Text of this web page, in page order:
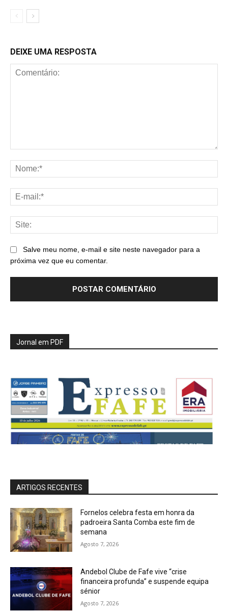
DEIXE UMA RESPOSTA
Salve meu nome, e-mail e site neste navegador para a
próxima vez que eu comentar.
Jornal em PDF
ARTIGOS RECENTES
Fornelos celebra festa em honra da
padroeira Santa Comba este fim de
semana
Agosto 7, 2026
Andebol Clube de Fafe vive “crise
financeira profunda” e suspende equipa
sénior
Agosto 7, 2026